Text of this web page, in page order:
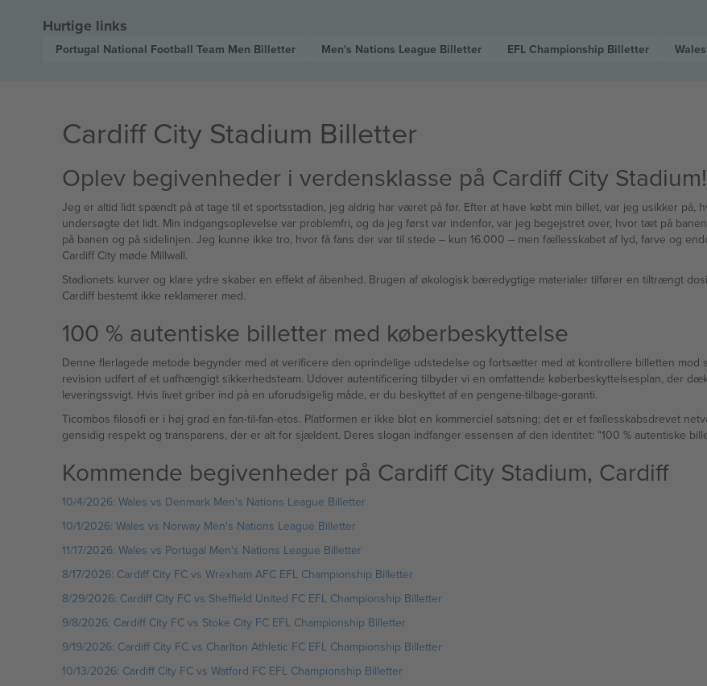
Hurtige links
Portugal National Football Team Men Billetter Men's Nations League Billetter EFL Championship Billetter
Cardiff City Stadium Billetter
Oplev begivenheder i verdensklasse på Cardiff City Stadium!
Jeg er altid lidt spændt på at tage til et sportsstadion, jeg aldrig har været på før. Efter at have købt min billet, var jeg usikker på,
undersøgte det lidt. Min indgangsoplevelse var problemfri, og da jeg først var indenfor, var jeg begejstret over, hvor tæt på
på banen og på sidelinjen. Jeg kunne ikke tro, hvor få fans der var til stede – kun 16.000 – men fællesskabet af lyd, farve og
Cardiff City møde Millwall.
Stadionets kurver og klare ydre skaber en effekt af åbenhed. Brugen af økologisk bæredygtige materialer tilfører en tiltrængt
Cardiff bestemt ikke reklamerer med.
100 % autentiske billetter med køberbeskyttelse
Denne flerlagede metode begynder med at verificere den oprindelige udstedelse og fortsætter med at kontrollere billetten mod
revision udført af et uafhængigt sikkerhedsteam. Udover autentificering tilbyder vi en omfattende køberbeskyttelsesplan, der
leveringssvigt. Hvis livet griber ind på en uforudsigelig måde, er du beskyttet af en pengene-tilbage-garanti.
Ticombos filosofi er i høj grad en fan-til-fan-etos. Platformen er ikke blot en kommerciel satsning; det er et fællesskabsdrevet
gensidig respekt og transparens, der er alt for sjældent. Deres slogan indfanger essensen af den identitet: "100 % autentiske
Kommende begivenheder på Cardiff City Stadium, Cardiff
10/4/2026: Wales vs Denmark Men's Nations League Billetter
10/1/2026: Wales vs Norway Men's Nations League Billetter
11/17/2026: Wales vs Portugal Men's Nations League Billetter
8/17/2026: Cardiff City FC vs Wrexham AFC EFL Championship Billetter
8/29/2026: Cardiff City FC vs Sheffield United FC EFL Championship Billetter
9/8/2026: Cardiff City FC vs Stoke City FC EFL Championship Billetter
9/19/2026: Cardiff City FC vs Charlton Athletic FC EFL Championship Billetter
10/13/2026: Cardiff City FC vs Watford FC EFL Championship Billetter